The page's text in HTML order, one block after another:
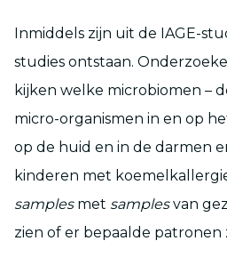
Inmiddels zijn uit de IAGE-
studies ontstaan.
kijken welke microbiomen –
micro-organismen in en op
op de huid en in de darmen
kinderen met
samplesmet samplesvan
zien of er bepaalde patronen